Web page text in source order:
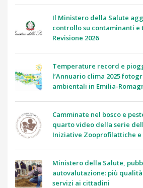
Il Ministero della Salute
controllo su contaminanti e
Revisione 2026
Temperature record e
l’Annuario clima 2025
ambientali in Emilia-
Camminate nel bosco e
quarto video della serie
Iniziative Zooprofilattiche e
Ministero della Salute,
autovalutazione: più
servizi ai cittadini